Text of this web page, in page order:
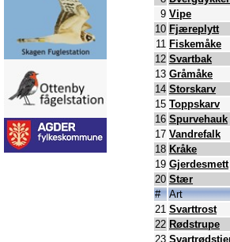
9 Vipe
10 Fjæreplytt
11 Fiskemåke
12 Svartbak
13 Gråmåke
14 Storskarv
15 Toppskarv
16 Spurvehauk
17 Vandrefalk
18 Kråke
19 Gjerdesmett
20 Stær
#
Art
21 Svarttrost
22 Rødstrupe
23